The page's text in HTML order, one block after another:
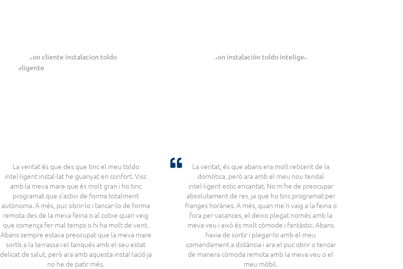
La veritat és que des que tinc el meu toldo
intel·ligent instal·lat he guanyat en confort. Visc
amb la meva mare que és molt gran i ho tinc
programat que s'activi de forma totalment
autònoma. A més, puc obrir-lo i tancar-lo de forma
remota des de la meva feina o al cotxe quan veig
que comença fer mal temps o hi ha molt de vent.
Abans sempre estava preocupat que la meva mare
sortís a la terrassa i el tanqués amb el seu estat
delicat de salut, però ara amb aquesta instal·lació ja
no he de patir més.
La veritat, és que abans era molt reticent de la
domòtica, però ara amb el meu nou tendal
intel·ligent estic encantat. No m'he de preocupar
absolutament de res, ja que ho tinc programat per
franges horàries. A més, quan me'n vaig a la feina o
fora per vacances, el deixo plegat només amb la
meva veu i això és molt còmode i fantàstic. Abans
havia de sortir i plegar-lo amb el meu
comandament a distància i ara el puc obrir o tencar
de manera còmoda remota amb la meva veu o el
meu mòbil.